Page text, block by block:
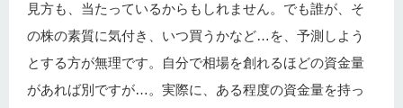
見方も、当たっているからもしれません。でも誰が、そ
の株の素質に気付き、いつ買うかなど…を、予測しよう
とする方が無理です。自分で相場を創れるほどの資金量
があれば別ですが…。実際に、ある程度の資金量を持っ